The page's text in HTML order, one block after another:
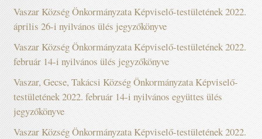
Vaszar Község Önkormányzata Képviselő-testületének 2022.
április 26-i nyilvános ülés jegyzőkönyve
Vaszar Község Önkormányzata Képviselő-testületének 2022.
február 14-i nyilvános ülés jegyzőkönyve
Vaszar, Gecse, Takácsi Község Önkormányzata Képviselő-
testületének 2022. február 14-i nyilvános együttes ülés
jegyzőkönyve
Vaszar Község Önkormányzata Képviselő-testületének 2022.